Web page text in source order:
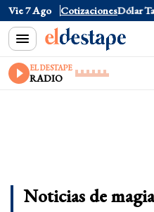
Vie 7 Ago Cotizaciones
Oficial $1520 Dólar
EL DESTAPE
RADIO
Noticias de